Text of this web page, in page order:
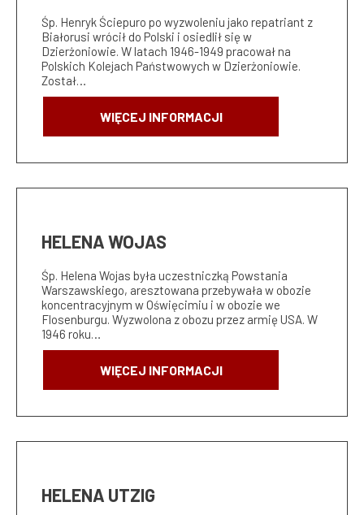
Śp. Henryk Ściepuro po wyzwoleniu jako repatriant z
Białorusi wrócił do Polski i osiedlił się w
Dzierżoniowie. W latach 1946-1949 pracował na
Polskich Kolejach Państwowych w Dzierżoniowie.
Został…
WIĘCEJ INFORMACJI
HELENA WOJAS
Śp. Helena Wojas była uczestniczką Powstania
Warszawskiego, aresztowana przebywała w obozie
koncentracyjnym w Oświęcimiu i w obozie we
Flosenburgu. Wyzwolona z obozu przez armię USA. W
1946 roku…
WIĘCEJ INFORMACJI
HELENA UTZIG